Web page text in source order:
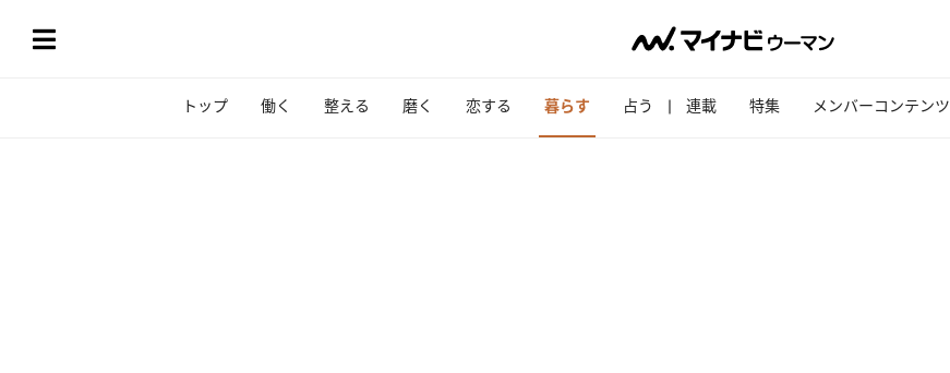
トップ 働く 整える 磨く 恋する 暮らす 占う 連載 特集 メンバーコンテンツ